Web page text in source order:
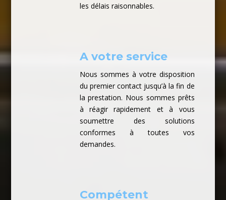
les délais raisonnables.
A votre service
Nous sommes à votre disposition
du premier contact jusqu’à la fin de
la prestation. Nous sommes prêts
à réagir rapidement et à vous
soumettre des solutions
conformes à toutes vos
demandes.
Compétent